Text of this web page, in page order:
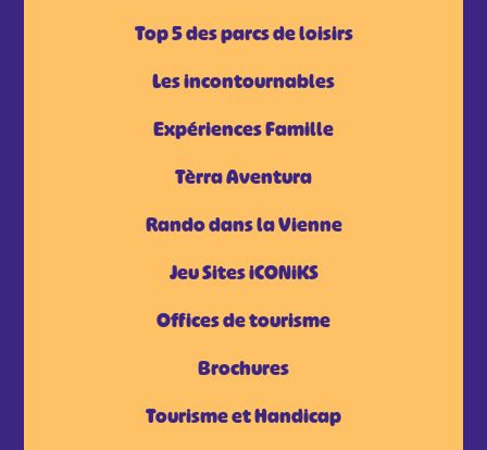
Top 5 des parcs de loisirs
Les incontournables
Expériences Famille
Tèrra Aventura
Rando dans la Vienne
Jeu Sites iCONiKS
Offices de tourisme
Brochures
Tourisme et Handicap